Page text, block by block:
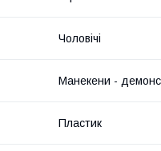
Чоловічі
Манекени -
Пластик